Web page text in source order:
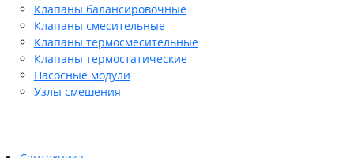
Клапаны балансировочные
Клапаны смесительные
Клапаны термосмесительные
Клапаны термостатические
Насосные модули
Узлы смешения